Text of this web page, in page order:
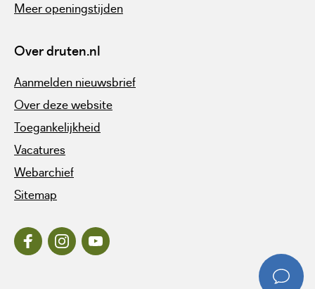
Meer openingstijden
Over druten.nl
Aanmelden nieuwsbrief
Over deze website
Toegankelijkheid
Vacatures
Webarchief
Sitemap